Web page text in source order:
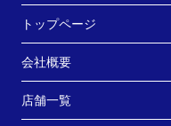
トップページ
会社概要
店舗一覧